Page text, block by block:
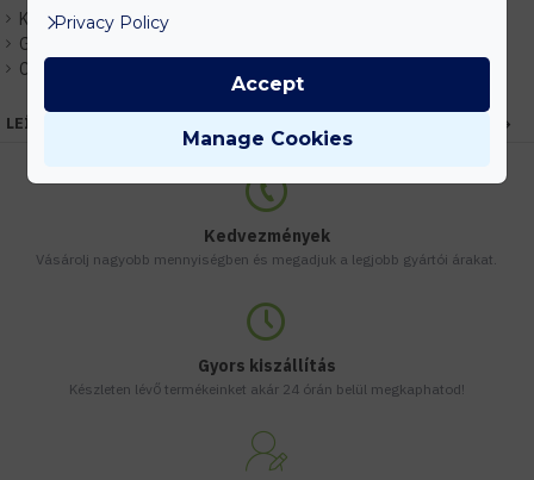
Készlet:Rendelhető
Gyártó:
Cikkszám:
LEÍRÁS
Kedvezmények
Vásárolj nagyobb mennyiségben és megadjuk a legjobb gyártói árakat.
Gyors kiszállítás
Készleten lévő termékeinket akár 24 órán belül megkaphatod!
Privacy Policy
Manage Cookies
Accept